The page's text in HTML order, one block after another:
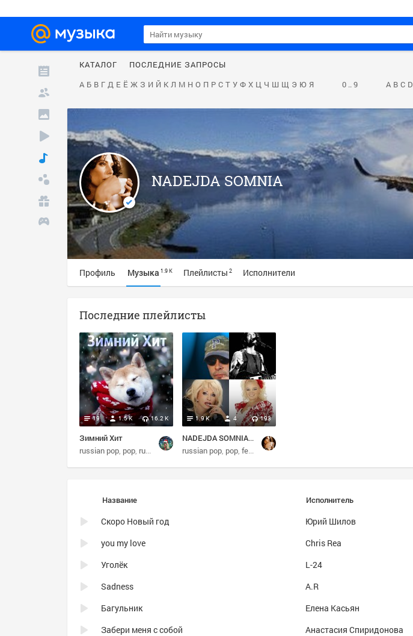
КАТАЛОГ
ПОСЛЕДНИЕ ЗАПРОСЫ
А Б В Г Д Е Ё Ж З И Й К Л М Н О П Р С Т У Ф Х Ц Ч Ш Щ Э Ю Я 0 .. 9 A B C D
NADEJDA SOMNIA
Профиль Музыка 1.9 K Плейлисты 2 Исполнители
Последние плейлисты
Зимний Хит
19 16.2 K
1.5 K
russian pop pop russian dance
NADEJDA SOMNIA: Избранное
1.9 K 193
4
russian pop pop female vocalists
Название Исполнитель
Скоро Новый год Юрий Шилов
you my love
Chris Rea
Уголёк
L-24
Sadness
A.R
Багульник
Елена Касьян
Забери меня с собой
Анастасия Спиридонова